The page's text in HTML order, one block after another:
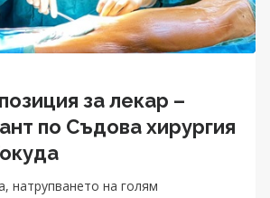
за лекар –
по Съдова хирургия
натрупването на голям